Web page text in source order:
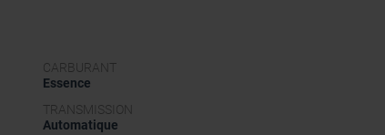
CARBURANT
Essence
TRANSMISSION
Automatique